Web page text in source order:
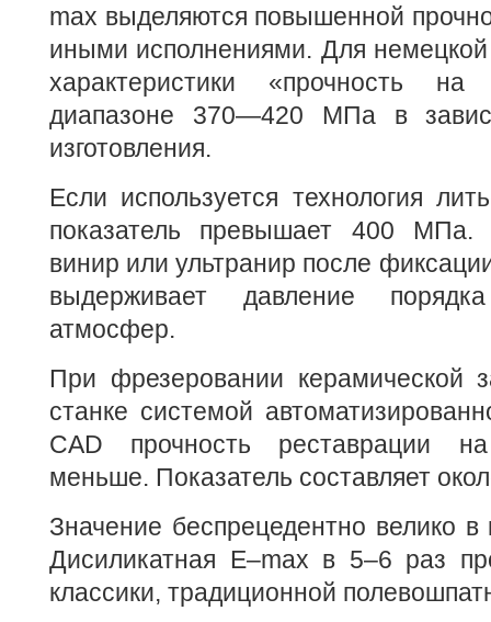
max выделяются повышенной
иными исполнениями. Для
характеристики «прочность
диапазоне 370—420 МПа в
изготовления.
Если используется технология
показатель превышает 400 МПа.
винир или ультранир после
выдерживает давление
атмосфер.
При фрезеровании керамической
станке системой
CAD прочность реставрации
меньше. Показатель составляет
Значение беспрецедентно велико
Дисиликатная Е–max в 5–6 раз
классики, традиционной